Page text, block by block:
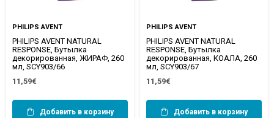
PHILIPS AVENT
PHILIPS AVENT NATURAL
RESPONSE, Бутылка
декорированная, ЖИРАФ, 260
мл, SCY903/66
11,59€
Добавить в корзину
PHILIPS AVENT
PHILIPS AVENT NATURAL
RESPONSE, Бутылка
декорированная, КОАЛА, 260
мл, SCY903/67
11,59€
Добавить в корзину